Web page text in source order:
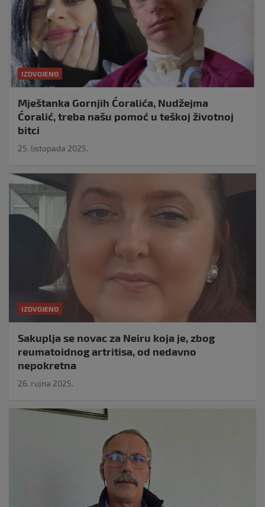
IZDVOJENO
Mještanka Gornjih Ćoralića, Nudžejma
Ćoralić, treba našu pomoć u teškoj životnoj
bitci
25. listopada 2025.
IZDVOJENO
Sakuplja se novac za Neiru koja je, zbog
reumatoidnog artritisa, od nedavno
nepokretna
26. rujna 2025.